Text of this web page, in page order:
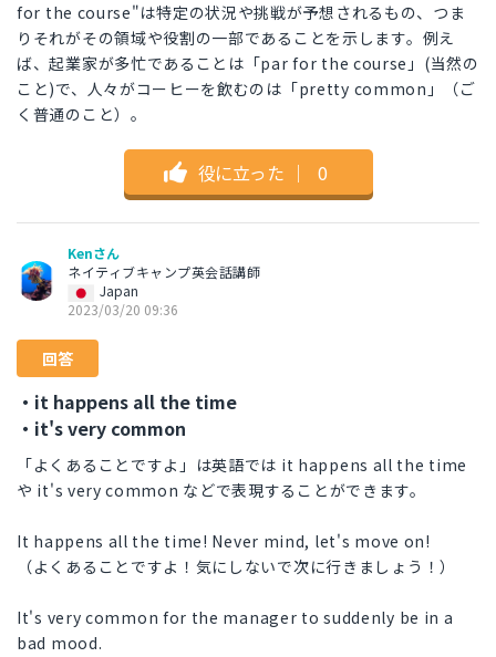
for the course"は特定の状況や挑戦が予想されるもの、つま
りそれがその領域や役割の一部であることを示します。例え
ば、起業家が多忙であることは「par for the course」(当然の
こと)で、人々がコーヒーを飲むのは「pretty common」（ご
く普通のこと）。
役に立った ｜ 0
Kenさん
ネイティブキャンプ英会話講師
Japan
2023/03/20 09:36
回答
・it happens all the time
・it's very common
「よくあることですよ」は英語では it happens all the time
や it's very common などで表現することができます。
It happens all the time! Never mind, let's move on!
（よくあることですよ！気にしないで次に行きましょう！）
It's very common for the manager to suddenly be in a
bad mood.